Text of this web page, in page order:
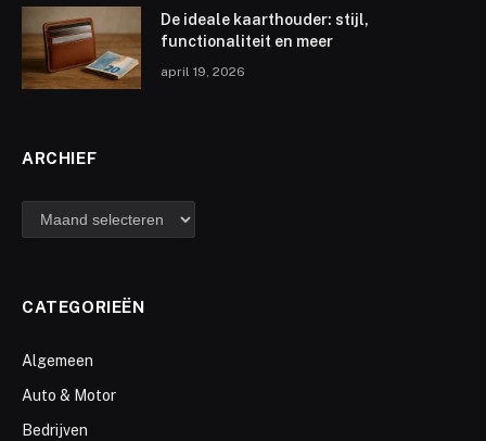
De ideale kaarthouder: stijl,
functionaliteit en meer
april 19, 2026
ARCHIEF
archief
CATEGORIEËN
Algemeen
Auto & Motor
Bedrijven